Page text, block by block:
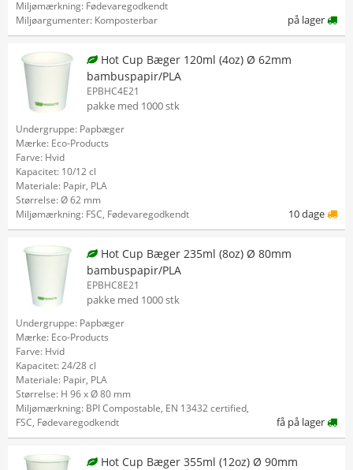
Miljømærkning: Fødevaregodkendt
Miljøargumenter: Komposterbar
på lager
Hot Cup Bæger 120ml (4oz) Ø 62mm
bambuspapir/PLA
EPBHC4E21
pakke med 1000 stk
Undergruppe: Papbæger
Mærke: Eco-Products
Farve: Hvid
Kapacitet: 10/12 cl
Materiale: Papir, PLA
Størrelse: Ø 62 mm
Miljømærkning: FSC, Fødevaregodkendt
10 dage
Hot Cup Bæger 235ml (8oz) Ø 80mm
bambuspapir/PLA
EPBHC8E21
pakke med 1000 stk
Undergruppe: Papbæger
Mærke: Eco-Products
Farve: Hvid
Kapacitet: 24/28 cl
Materiale: Papir, PLA
Størrelse: H 96 x Ø 80 mm
Miljømærkning: BPI Compostable, EN 13432 certified,
FSC, Fødevaregodkendt
få på lager
Hot Cup Bæger 355ml (12oz) Ø 90mm